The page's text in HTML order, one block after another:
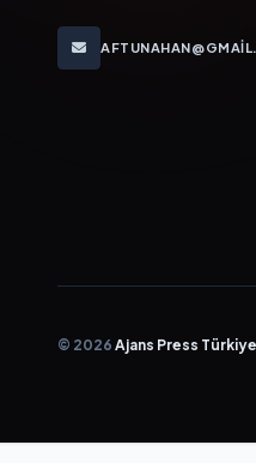
© 2026 Ajans Press Türkiye